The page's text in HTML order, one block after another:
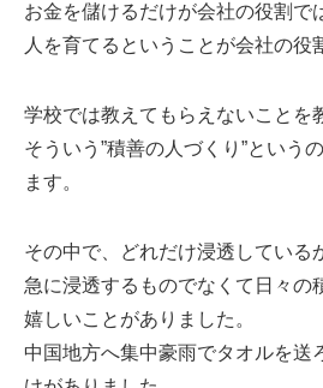
お金を儲けるだけが会社の役割で
人を育てるということが会社の役
学校では教えてもらえないことを
そういう”積善の人づくり”という
ます。
その中で、どれだけ浸透している
急に浸透するものでなくて日々の
嬉しいことがありました。
中国地方へ集中豪雨でタオルを送